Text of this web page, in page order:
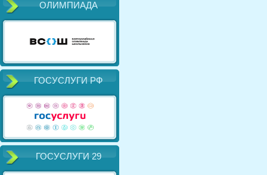
ОЛИМПИАДА
ГОСУСЛУГИ РФ
ГОСУСЛУГИ 29